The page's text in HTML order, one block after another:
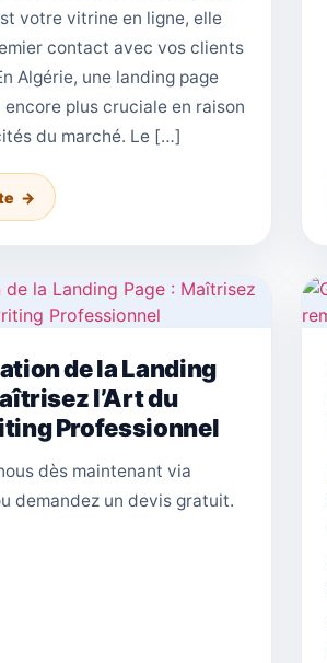
votre vitrine en ligne, elle
contact avec vos clients
Algérie, une landing page
plus cruciale en raison
du marché. Le […]
de la Landing
l’Art du
Professionnel
dès maintenant via
demandez un devis gratuit.